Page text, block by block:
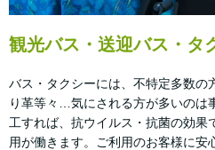
観光バス・送迎バス・タ
バス・タクシーには、不特定多数の
り革等々…気にされる方が多いのは
工すれば、抗ウイルス・抗菌の効果
用が働きます。ご利用のお客様に安